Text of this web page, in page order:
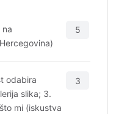
na
5
odabira
slika; 3.
mi (iskustva
3